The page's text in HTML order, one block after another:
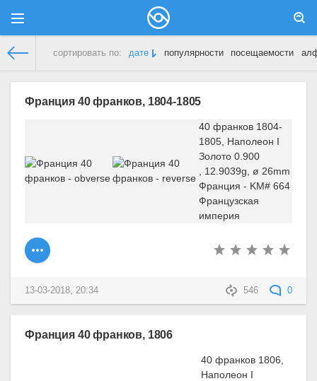
сортировать по: дате популярности посещаемости
Франция 40 франков, 1804-1805
40 франков 1804-
1805, Наполеон I
Золото 0.900
, 12.9039g, ø 26mm
Франция - KM# 664
Французская
империя
546 0
13-03-2018, 20:34
Франция 40 франков, 1806
40 франков 1806,
Наполеон I